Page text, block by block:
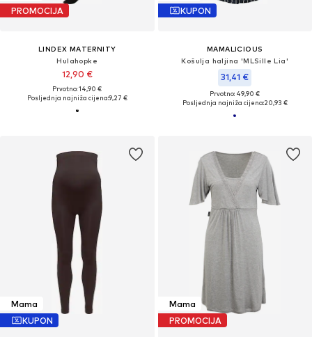
PROMOCIJA
LINDEX MATERNITY
Hulahopke
12,90 €
Prvotno: 14,90 €
Posljednja najniža cijena:9,27 €
KUPON
MAMALICIOUS
Košulja haljina 'MLSille Lia'
31,41 €
Prvotno: 49,90 €
Posljednja najniža cijena:20,93 €
Mama
KUPON
Mama
PROMOCIJA